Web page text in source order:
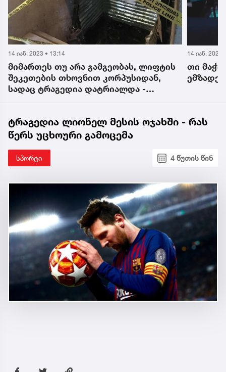
14 იან. 2023 • 13:14
მიმართეს თუ არა გამგეობას, ლიფტის
შეკეთების თხოვნით კორპუსიდან,
სადაც ტრაგედია დატრიალდა -
14 იან. 2023
თი
ტრაგედია ლიონელ მესის ოჯახში - რას
წერს უცხოური გამოცემა
სპორტი 4 წუთის წინ